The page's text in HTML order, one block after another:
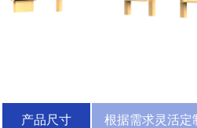
产品尺寸 根据需求灵活定